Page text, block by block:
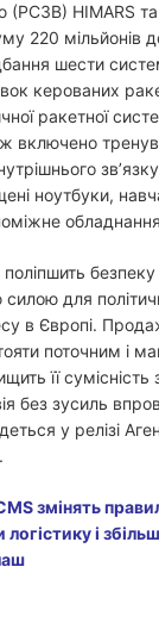
(РСЗВ) HIMARS та
220 мільйонів
шести
керованих
ракетної
включено
ноутбуки,
для
в Європі.
поточним і
її
без зусиль
у релізі
змінять
і